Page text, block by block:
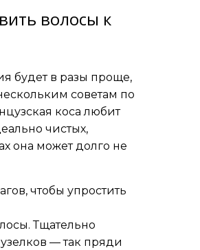
волосы к
будет в разы проще,
советам по
коса любит
чистых,
она может долго не
чтобы упростить
Тщательно
узелков — так пряди